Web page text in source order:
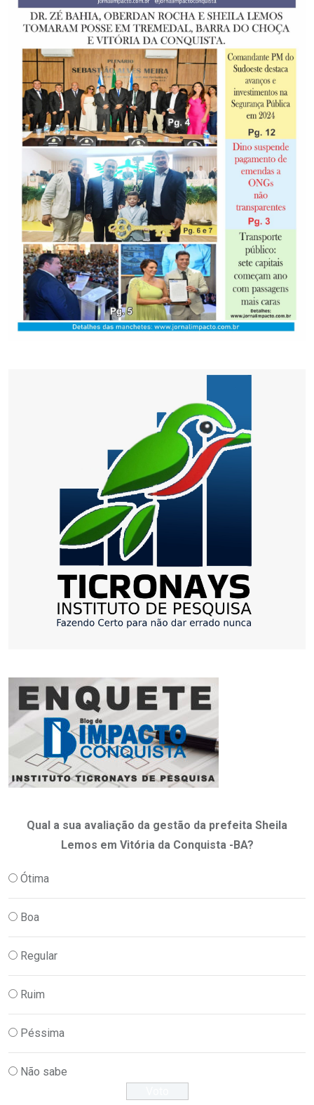
Qual a sua avaliação da gestão da prefeita Sheila
Lemos em Vitória da Conquista -BA?
Ótima
Boa
Regular
Ruim
Péssima
Não sabe